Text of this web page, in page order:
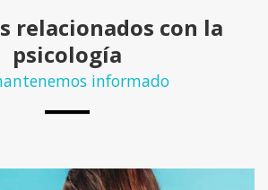
relacionados con la
psicología
informado